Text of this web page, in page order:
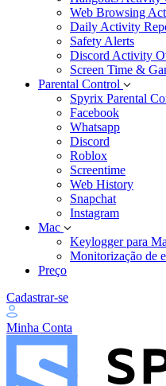
Web Browsing
Daily Activity
Safety Alerts
Discord Activity
Screen Time &
Parental Control
Spyrix Parental
Facebook
Whatsapp
Discord
Roblox
Screentime
Web History
Snapchat
Instagram
Mac
Keylogger para
Monitorização de
Preço
Cadastrar-se
Minha Conta